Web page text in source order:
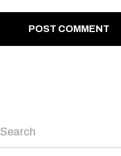
POST COMMENT
Search